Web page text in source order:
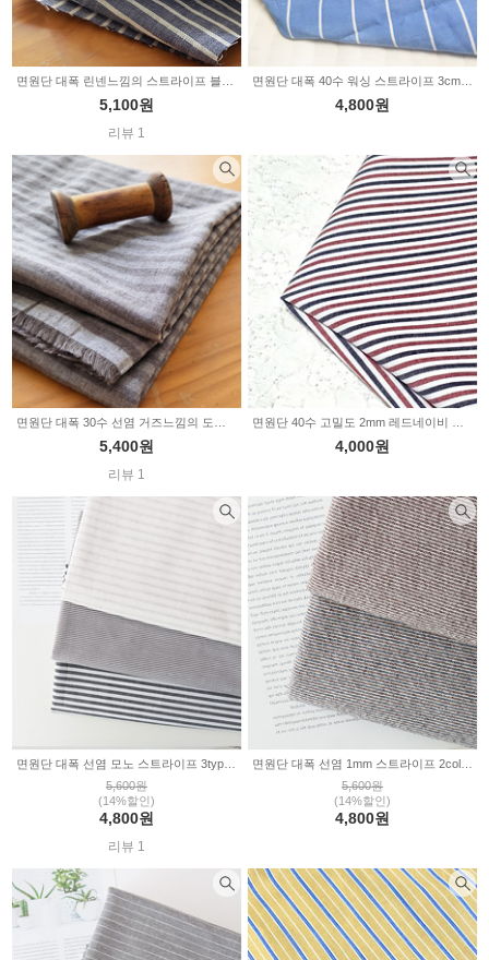
5,100원
리뷰 1
4,800원
5,400원
리뷰 1
4,000원
5,600원
(14%할인)
4,800원
리뷰 1
5,600원
(14%할인)
4,800원